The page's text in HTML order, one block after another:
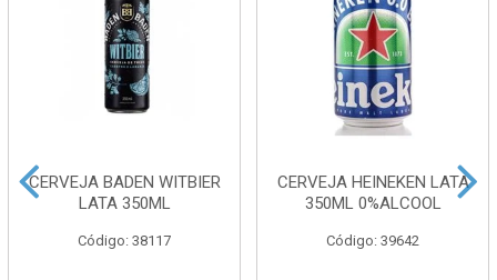
CERVEJA BADEN WITBIER
LATA 350ML
Código: 38117
CERVEJA HEINEKEN LATA
350ML 0%ALCOOL
Código: 39642